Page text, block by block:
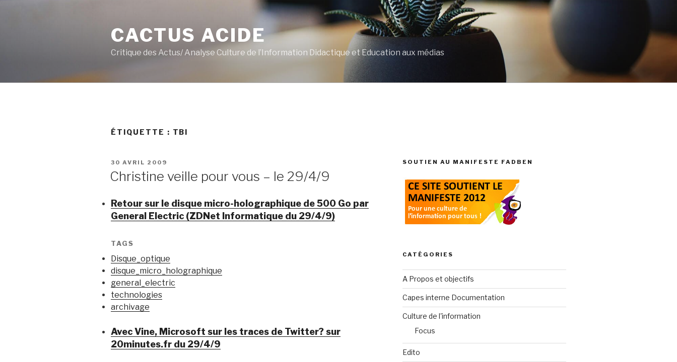
CACTUS ACIDE
Critique des Actus/ Analyse Culture de l’Information Didactique et Education aux médias
ÉTIQUETTE : TBI
PUBLIÉ
30 AVRIL 2009
Christine veille pour vous – le 29/4/9
Retour sur le disque micro-holographique de 500 Go par
General Electric (ZDNet Informatique du 29/4/9)
TAGS
Disque_optique
disque_micro_holographique
general_electric
technologies
archivage
Avec Vine, Microsoft sur les traces de Twitter? sur
20minutes.fr du 29/4/9
SOUTIEN AU MANIFESTE FADBEN
CATÉGORIES
A Propos et objectifs
Capes interne Documentation
Culture de l'information
Focus
Edito